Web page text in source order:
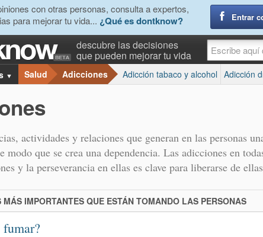
con otras personas, consulta a expertos,
para mejorar tu vida... ¿Qué es dontknow? Entrar
descubre las decisiones
que pueden mejorar tu vida
▼ Salud Adicciones Adicción tabaco y alcohol Adicción
actividades y relaciones que generan en las personas
modo que se crea una dependencia. Las adicciones en
y la perseverancia en ellas es clave para liberarse de
MÁS IMPORTANTES QUE ESTÁN TOMANDO LAS PERSONAS